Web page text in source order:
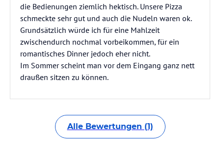
die Bedienungen ziemlich hektisch. Unsere Pizza
schmeckte sehr gut und auch die Nudeln waren ok.
Grundsätzlich würde ich für eine Mahlzeit
zwischendurch nochmal vorbeikommen, für ein
romantisches Dinner jedoch eher nicht.
Im Sommer scheint man vor dem Eingang ganz nett
draußen sitzen zu können.
Alle Bewertungen (1)